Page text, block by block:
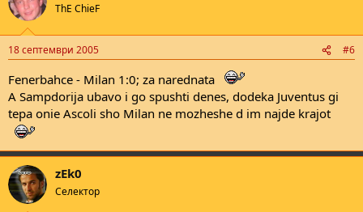
ThE ChieF
18 септември 2005 #6
Fenerbahce - Milan 1:0; za narednata
A Sampdorija ubavo i go spushti denes, dodeka Juventus gi
tepa onie Ascoli sho Milan ne mozheshe d im najde krajot
zEk0
Селектор